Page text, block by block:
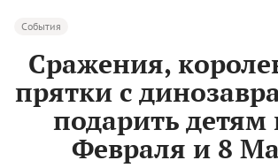
События
Сражения,
прятки с
подарить детям
Февраля и 8